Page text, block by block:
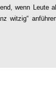
wenn Leute
witzig“